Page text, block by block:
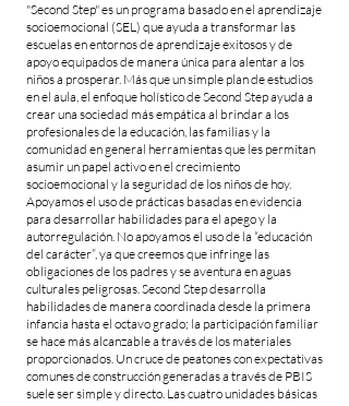
"Second Step" es un programa basado en el aprendizaje
socioemocional (SEL) que ayuda a transformar las
escuelas en entornos de aprendizaje exitosos y de
apoyo equipados de manera única para alentar a los
niños a prosperar. Más que un simple plan de estudios
en el aula, el enfoque holístico de Second Step ayuda a
crear una sociedad más empática al brindar a los
profesionales de la educación, las familias y la
comunidad en general herramientas que les permitan
asumir un papel activo en el crecimiento
socioemocional y la seguridad de los niños de hoy.
Apoyamos el uso de prácticas basadas en evidencia
para desarrollar habilidades para el apego y la
autorregulación. No apoyamos el uso de la “educación
del carácter”, ya que creemos que infringe las
obligaciones de los padres y se aventura en aguas
culturales peligrosas. Second Step desarrolla
habilidades de manera coordinada desde la primera
infancia hasta el octavo grado; la participación familiar
se hace más alcanzable a través de los materiales
proporcionados. Un cruce de peatones con expectativas
comunes de construcción generadas a través de PBIS
suele ser simple y directo. Las cuatro unidades básicas